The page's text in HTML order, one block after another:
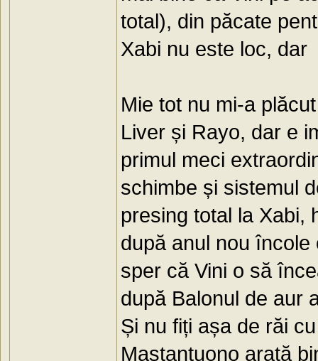
total), din păcate
Xabi nu este loc,
Mie tot nu mi-a
Liver și Rayo, dar e
primul meci
schimbe și sistemul
presing total la Xabi,
după anul nou
sper că Vini o să
după Balonul de aur
Și nu fiți așa de răi
Mastantuono arată